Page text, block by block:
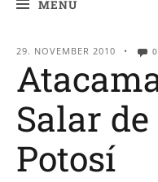
MENU
29. NOVEMBER 2010 • 0
Salar
Potosí